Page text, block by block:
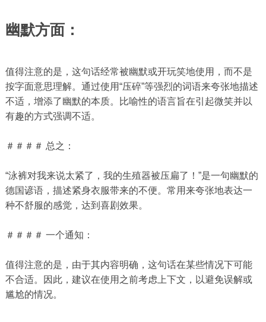
幽默方面：
值得注意的是，这句话经常被幽默或开玩笑地使用，而不是
按字面意思理解。通过使用“压碎”等强烈的词语来夸张地描述
不适，增添了幽默的本质。比喻性的语言旨在引起微笑并以
有趣的方式强调不适。
＃＃＃＃ 总之：
“泳裤对我来说太紧了，我的生殖器被压扁了！”是一句幽默的
德国谚语，描述紧身衣服带来的不便。常用来夸张地表达一
种不舒服的感觉，达到喜剧效果。
＃＃＃＃ 一个通知：
值得注意的是，由于其内容明确，这句话在某些情况下可能
不合适。因此，建议在使用之前考虑上下文，以避免误解或
尴尬的情况。